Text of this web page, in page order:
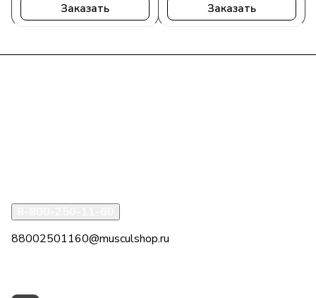
Заказать Заказать
88002501160@musculshop.ru